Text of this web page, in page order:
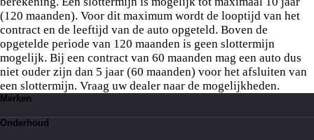
(120 maanden). Voor dit maximum wordt de looptijd van het
contract en de leeftijd van de auto opgeteld. Boven de
opgetelde periode van 120 maanden is geen slottermijn
mogelijk. Bij een contract van 60 maanden mag een auto dus
niet ouder zijn dan 5 jaar (60 maanden) voor het afsluiten van
een slottermijn. Vraag uw dealer naar de mogelijkheden.
Merken
Suzuki
Onderhoud